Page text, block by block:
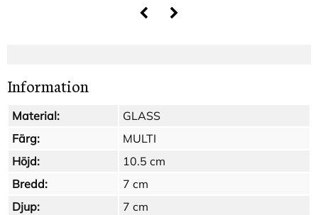
Information
Material:
GLASS
Färg:
MULTI
Höjd:
10.5 cm
Bredd:
7 cm
Djup:
7 cm